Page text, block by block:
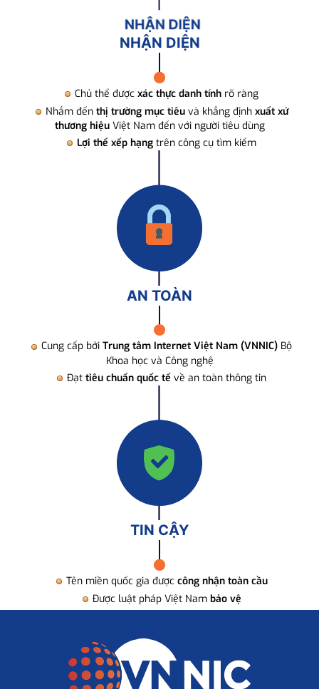
NHẬN DIỆN
Chủ thể được xác thực danh tính rõ ràng
Nhắm đến thị trường mục tiêuvà khẳng định xuất xứ
thương hiệuViệt Nam đến với người tiêu dùng
Lợi thế xếp hạng trên công cụ tìm kiếm
AN TOÀN
Cung cấp bởi Trung tâm Internet Việt Nam (VNNIC) Bộ
Khoa học và Công nghệ
Đạt tiêu chuẩn quốc tế về an toàn thông tin
TIN CẬY
Tên miền quốc gia được công nhận toàn cầu
Được luật pháp Việt Nam bảo vệ